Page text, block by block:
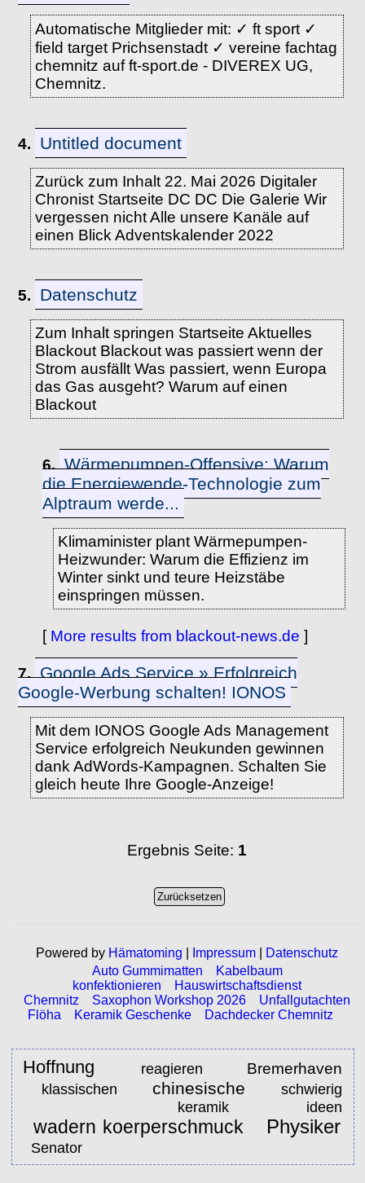
Automatische Mitglieder mit: ✓ ft sport ✓
field target Prichsenstadt ✓ vereine fachtag
chemnitz auf ft-sport.de - DIVEREX UG,
Chemnitz.
4. Untitled document
Zurück zum Inhalt 22. Mai 2026 Digitaler
Chronist Startseite DC DC Die Galerie Wir
vergessen nicht Alle unsere Kanäle auf
einen Blick Adventskalender 2022
5. Datenschutz
Zum Inhalt springen Startseite Aktuelles
Blackout Blackout was passiert wenn der
Strom ausfällt Was passiert, wenn Europa
das Gas ausgeht? Warum auf einen
Blackout
6. Wärmepumpen-Offensive: Warum
die Energiewende-Technologie zum
Alptraum werde...
Klimaminister plant Wärmepumpen-
Heizwunder: Warum die Effizienz im
Winter sinkt und teure Heizstäbe
einspringen müssen.
[ More results from blackout-news.de ]
7. Google Ads Service » Erfolgreich
Google-Werbung schalten! IONOS
Mit dem IONOS Google Ads Management
Service erfolgreich Neukunden gewinnen
dank AdWords-Kampagnen. Schalten Sie
gleich heute Ihre Google-Anzeige!
Ergebnis Seite: 1
Powered by Hämatoming Impressum
Datenschutz
Auto Gummimatten
Kabelbaum
konfektionieren
Hauswirtschaftsdienst
Chemnitz
Saxophon Workshop 2026
Unfallgutachten
Flöha
Keramik Geschenke Dachdecker Chemnitz
Hoffnung reagieren Bremerhaven
klassischen chinesische
schwierig
keramik ideen
wadern koerperschmuck Physiker
Senator